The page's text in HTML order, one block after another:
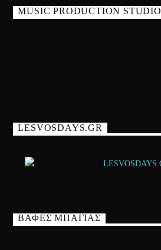
MUSIC PRODUCTION STUDIO
LESVOSDAYS.GR
ΒΑΦΕΣ ΜΠΑΓΙΑΣ